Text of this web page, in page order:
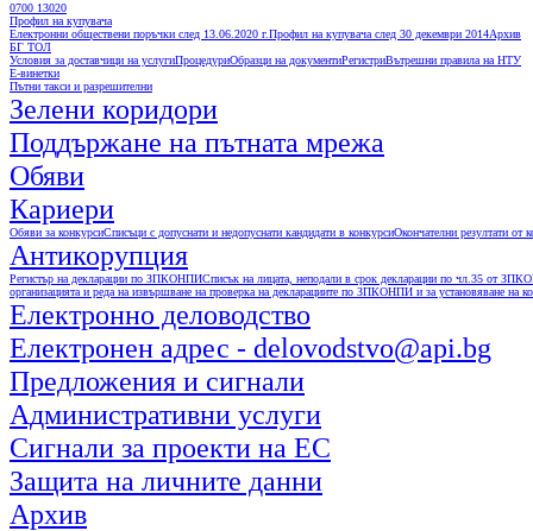
0700 13020
Профил на купувача
Електронни обществени поръчки след 13.06.2020 г.Профил на купувача след 30 декември 2014Архив
БГ ТОЛ
Условия за доставчици на услугиПроцедуриОбразци на документиРегистриВътрешни правила на НТУ
Е-винетки
Пътни такси и разрешителни
Зелени коридори
Поддържане на пътната мрежа
Обяви
Кариери
Обяви за конкурсиСписъци с допуснати и недопуснати кандидати в конкурсиОкончателни резултати от
Антикорупция
Регистър на декларации по ЗПКОНПИСписък на лицата, неподали в срок декларации по чл.35 от
организацията и реда на извършване на проверка на декларациите по ЗПКОНПИ и за установяване на
Електронно деловодство
Електронен адрес - delovodstvo@api.bg
Предложения и сигнали
Административни услуги
Сигнали за проекти на ЕС
Защита на личните данни
Архив